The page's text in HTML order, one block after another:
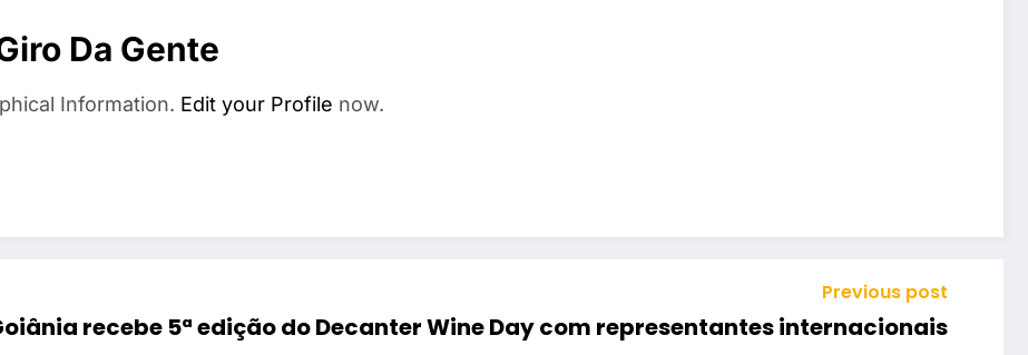
Da Gente
Information. Edit your Profile now.
Previous post
recebe 5ª edição do Decanter Wine Day com representantes internacionais